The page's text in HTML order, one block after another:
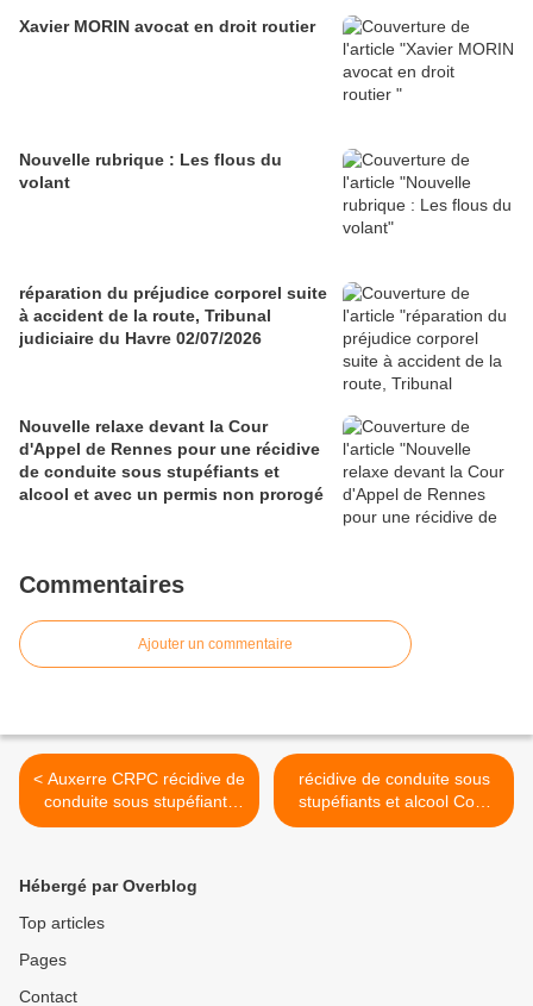
Xavier MORIN avocat en droit routier
Nouvelle rubrique : Les flous du
volant
réparation du préjudice corporel suite
à accident de la route, Tribunal
judiciaire du Havre 02/07/2026
Nouvelle relaxe devant la Cour
d'Appel de Rennes pour une récidive
de conduite sous stupéfiants et
alcool et avec un permis non prorogé
Commentaires
Ajouter un commentaire
< Auxerre CRPC récidive de
conduite sous stupéfiants
11.05.26
récidive de conduite sous
stupéfiants et alcool Cour
d'Appel de Rennes
Hébergé par Overblog
Top articles
Pages
Contact